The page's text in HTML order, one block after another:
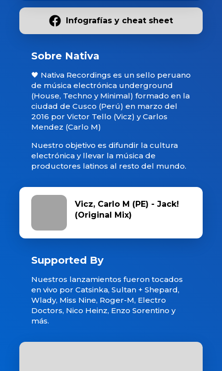
Infografías y cheat sheet
Sobre Nativa
🖤 Nativa Recordings es un sello peruano
de música electrónica underground
(House, Techno y Minimal) formado en la
ciudad de Cusco (Perú) en marzo del
2016 por Victor Tello (Vicz) y Carlos
Mendez (Carlo M)
Nuestro objetivo es difundir la cultura
electrónica y llevar la música de
productores latinos al resto del mundo.
Vicz, Carlo M (PE) - Jack!
(Original Mix)
Supported By
Nuestros lanzamientos fueron tocados
en vivo por Catsinka, Sultan + Shepard,
Wlady, Miss Nine, Roger-M, Electro
Doctors, Nico Heinz, Enzo Sorentino y
más.